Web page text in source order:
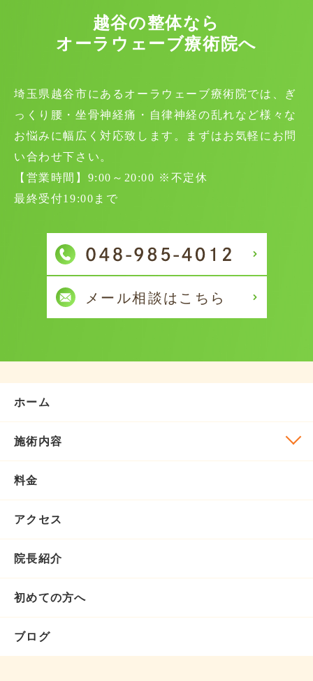
越谷の整体なら
オーラウェーブ療術院へ
埼玉県越谷市にあるオーラウェーブ療術院では、ぎ
っくり腰・坐骨神経痛・自律神経の乱れなど様々な
お悩みに幅広く対応致します。まずはお気軽にお問
い合わせ下さい。
【営業時間】9:00～20:00 ※不定休
最終受付19:00まで
ホーム
施術内容
料金
アクセス
院長紹介
初めての方へ
ブログ